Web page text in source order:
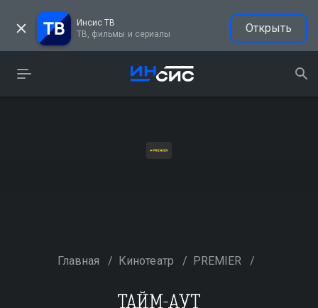
Инсис ТВ
ТВ, фильмы и сериалы
Открыть
Главная / Кинотеатр / PREMIER /